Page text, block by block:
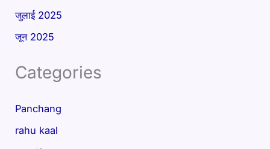
जुलाई 2025
जून 2025
Categories
Panchang
rahu kaal